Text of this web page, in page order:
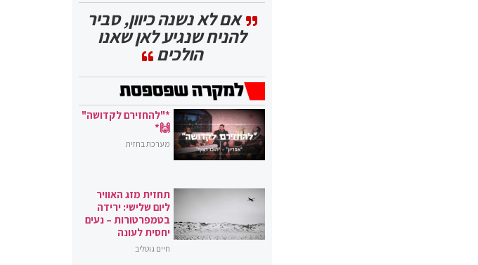
אם לא נשנה כיוון, סביר
להניח שנגיע לאן שאנו
הולכים
*"להחזירם לקדושה"
🙌*
מערכת בחזית
תחזית מזג האוויר
ליום שלישי: ירידה
בטמפרטורות – נעים
יחסית לעונה
חיים גוטליב